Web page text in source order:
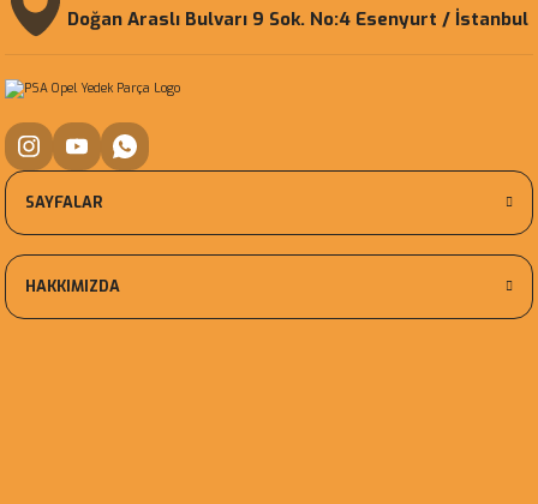
Doğan Araslı Bulvarı 9 Sok. No:4 Esenyurt / İstanbul
SAYFALAR
HAKKIMIZDA